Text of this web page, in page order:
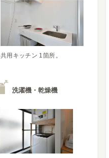
共用キッチン 1箇所。
洗濯機・乾燥機